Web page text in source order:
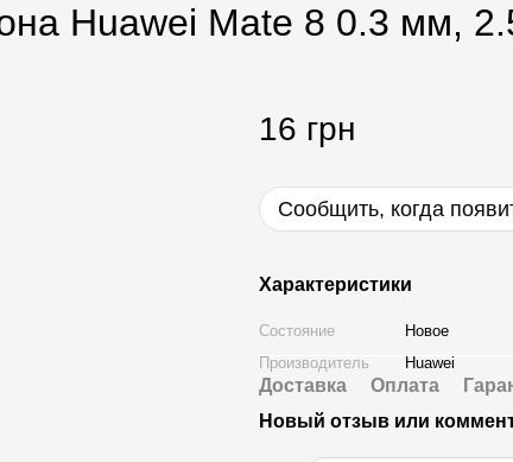
Huawei Mate 8 0.3 мм,
16 грн
Сообщить, когда
Характеристики
Состояние
Новое
Производитель
Huawei
Доставка Оплата
Новый отзыв или